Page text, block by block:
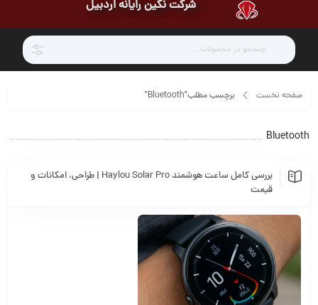
شرکت نگین رایانه اردبیل
صفحه نخست برچسب مطلب"Bluetooth"
Bluetooth
بررسی کامل ساعت هوشمند Haylou Solar Pro | طراحی، امکانات و
قیمت